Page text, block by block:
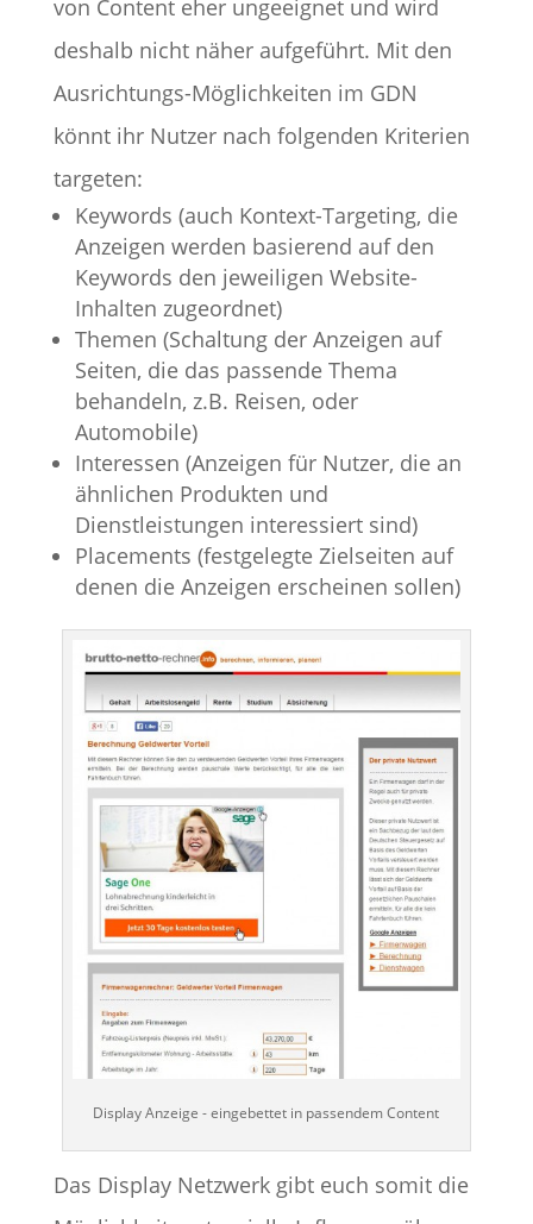
von Content eher ungeeignet und wird
deshalb nicht näher aufgeführt. Mit den
Ausrichtungs-Möglichkeiten im GDN
könnt ihr Nutzer nach folgenden Kriterien
targeten:
Keywords (auch Kontext-Targeting, die
Anzeigen werden basierend auf den
Keywords den jeweiligen Website-
Inhalten zugeordnet)
Themen (Schaltung der Anzeigen auf
Seiten, die das passende Thema
behandeln, z.B. Reisen, oder
Automobile)
Interessen (Anzeigen für Nutzer, die an
ähnlichen Produkten und
Dienstleistungen interessiert sind)
Placements (festgelegte Zielseiten auf
denen die Anzeigen erscheinen sollen)
Display Anzeige - eingebettet in passendem Content
Das Display Netzwerk gibt euch somit die